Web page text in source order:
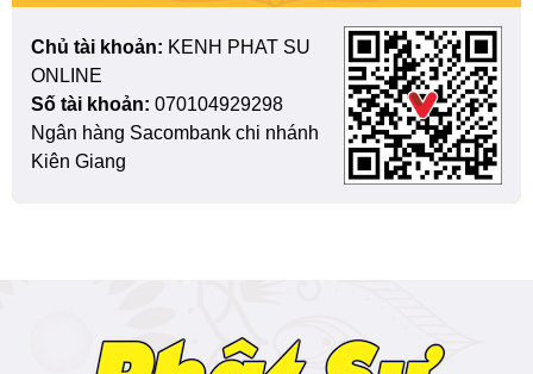
Chủ tài khoản: KENH PHAT SU
ONLINE
Số tài khoản: 070104929298
Ngân hàng Sacombank chi nhánh
Kiên Giang